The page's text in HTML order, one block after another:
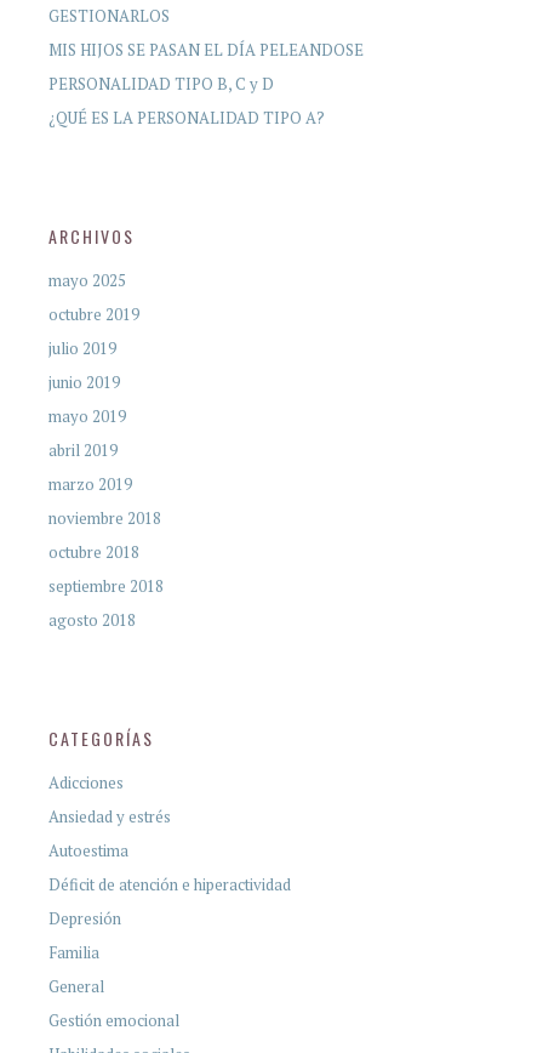
GESTIONARLOS
MIS HIJOS SE PASAN EL DÍA PELEANDOSE
PERSONALIDAD TIPO B, C y D
¿QUÉ ES LA PERSONALIDAD TIPO A?
ARCHIVOS
mayo 2025
octubre 2019
julio 2019
junio 2019
mayo 2019
abril 2019
marzo 2019
noviembre 2018
octubre 2018
septiembre 2018
agosto 2018
CATEGORÍAS
Adicciones
Ansiedad y estrés
Autoestima
Déficit de atención e hiperactividad
Depresión
Familia
General
Gestión emocional